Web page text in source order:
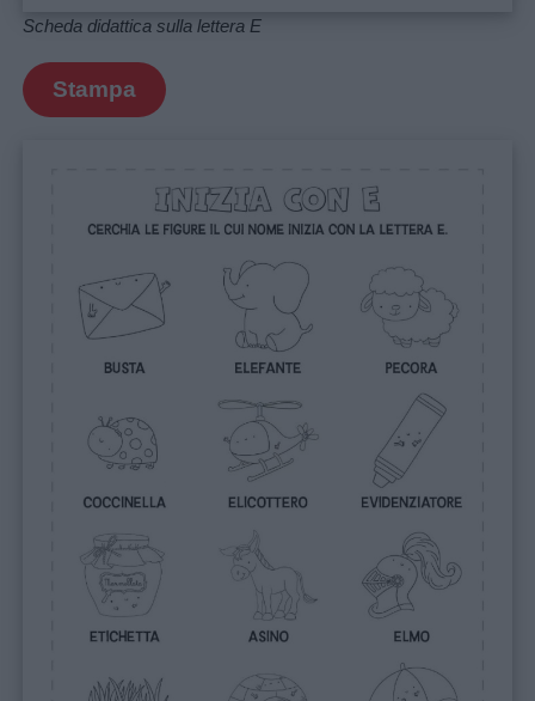
Storie
per
bambini
giornate
Filastrocche
Giochi
Lavoretti
Nomi
maschili
femminili
Scheda didattica sulla lettera E
Stampa